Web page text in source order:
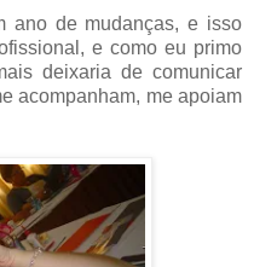
ano de mudanças, e isso
e como eu primo
deixaria de comunicar
acompanham, me apoiam